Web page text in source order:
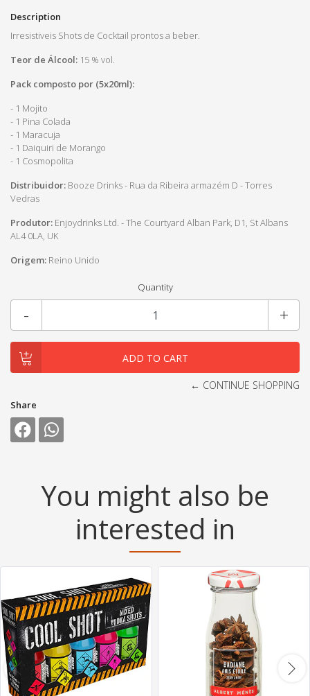
Description
Irresistiveis Shots de Cocktail prontos a beber.
Teor de Álcool: 15 % vol.
Pack composto por (5x20ml):
- 1 Mojito
- 1 Pina Colada
- 1 Maracuja
- 1 Daiquiri de Morango
- 1 Cosmopolita
Distribuidor: Booze Drinks - Rua da Ribeira armazém D - Torres
Vedras
Produtor: Enjoydrinks Ltd. - The Courtyard Alban Park, D1, St Albans
AL4 0LA, UK
Origem: Reino Unido
Quantity
+
-
← CONTINUE SHOPPING
Share
You might also be
interested in